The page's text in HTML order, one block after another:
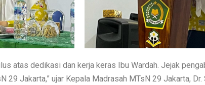
atas dedikasi dan kerja keras Ibu Wardah. Jejak
29 Jakarta,” ujar Kepala Madrasah MTsN 29 Jakarta,